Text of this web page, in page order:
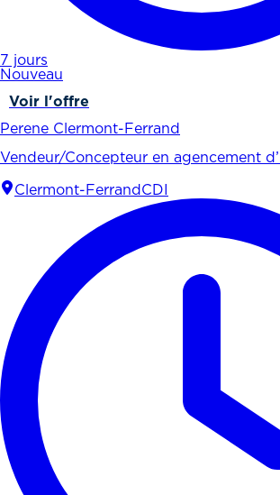
7 jours
Nouveau
Voir l'offre
Perene Clermont-Ferrand
Vendeur/Concepteur en agencement
Clermont-Ferrand CDI